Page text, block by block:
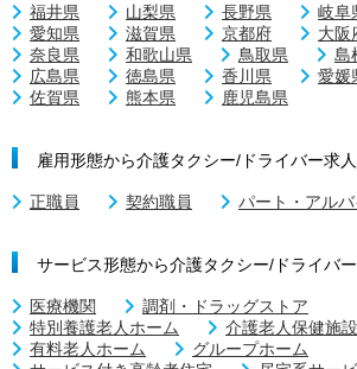
福井県
山梨県 長野県 岐阜
愛知県
滋賀県 京都府 大阪
奈良県
和歌山県 鳥取県 島
広島県
徳島県 香川県 愛媛
佐賀県
熊本県 鹿児島県
雇用形態から介護タクシー/ドライバー求
正職員 契約職員 パート・アルバ
サービス形態から介護タクシー/ドライバ
医療機関
調剤・ドラッグストア
特別養護老人ホーム
介護老人保健施設
有料老人ホーム
グループホーム